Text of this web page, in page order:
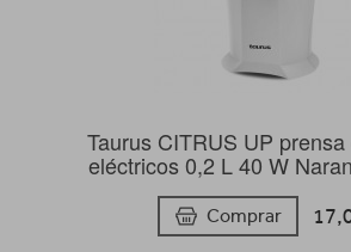
Taurus CITRUS UP
eléctricos 0,2 L 40 W
Comprar